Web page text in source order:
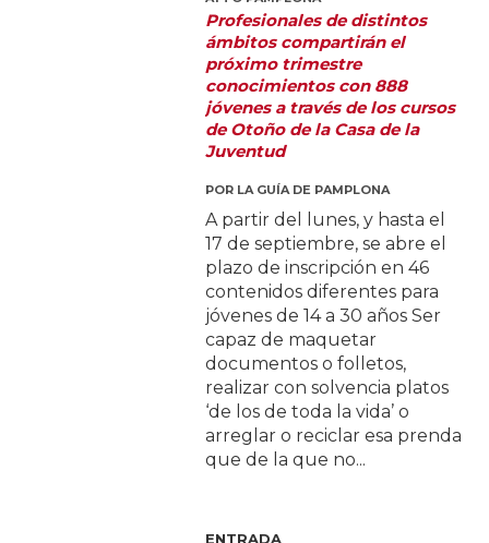
Profesionales de distintos
ámbitos compartirán el
próximo trimestre
conocimientos con 888
jóvenes a través de los cursos
de Otoño de la Casa de la
Juventud
POR LA GUÍA DE PAMPLONA
A partir del lunes, y hasta el
17 de septiembre, se abre el
plazo de inscripción en 46
contenidos diferentes para
jóvenes de 14 a 30 años Ser
capaz de maquetar
documentos o folletos,
realizar con solvencia platos
‘de los de toda la vida’ o
arreglar o reciclar esa prenda
que de la que no...
ENTRADA